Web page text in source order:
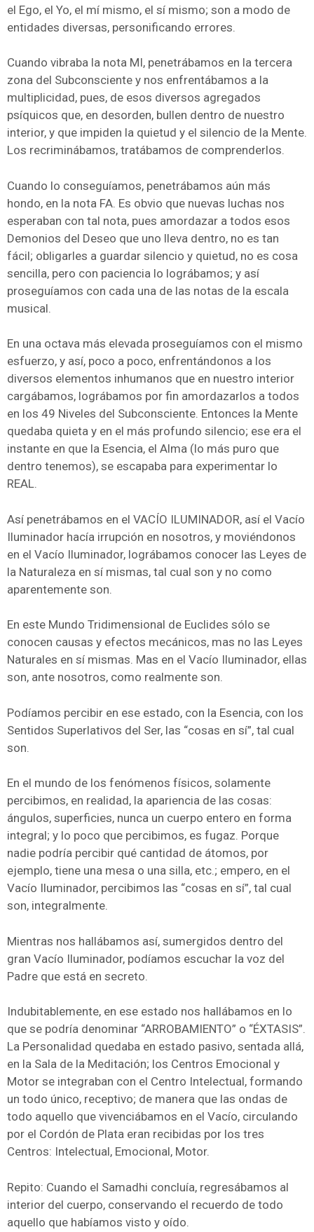
el Ego, el Yo, el mí mismo, el sí mismo; son a modo de
entidades diversas, personificando errores.
Cuando vibraba la nota MI, penetrábamos en la tercera
zona del Subconsciente y nos enfrentábamos a la
multiplicidad, pues, de esos diversos agregados
psíquicos que, en desorden, bullen dentro de nuestro
interior, y que impiden la quietud y el silencio de la Mente.
Los recriminábamos, tratábamos de comprenderlos.
Cuando lo conseguíamos, penetrábamos aún más
hondo, en la nota FA. Es obvio que nuevas luchas nos
esperaban con tal nota, pues amordazar a todos esos
Demonios del Deseo que uno lleva dentro, no es tan
fácil; obligarles a guardar silencio y quietud, no es cosa
sencilla, pero con paciencia lo lográbamos; y así
proseguíamos con cada una de las notas de la escala
musical.
En una octava más elevada proseguíamos con el mismo
esfuerzo, y así, poco a poco, enfrentándonos a los
diversos elementos inhumanos que en nuestro interior
cargábamos, lográbamos por fin amordazarlos a todos
en los 49 Niveles del Subconsciente. Entonces la Mente
quedaba quieta y en el más profundo silencio; ese era el
instante en que la Esencia, el Alma (lo más puro que
dentro tenemos), se escapaba para experimentar lo
REAL.
Así penetrábamos en el VACÍO ILUMINADOR, así el Vacío
Iluminador hacía irrupción en nosotros, y moviéndonos
en el Vacío Iluminador, lográbamos conocer las Leyes de
la Naturaleza en sí mismas, tal cual son y no como
aparentemente son.
En este Mundo Tridimensional de Euclides sólo se
conocen causas y efectos mecánicos, mas no las Leyes
Naturales en sí mismas. Mas en el Vacío Iluminador, ellas
son, ante nosotros, como realmente son.
Podíamos percibir en ese estado, con la Esencia, con los
Sentidos Superlativos del Ser, las “cosas en sí”, tal cual
son.
En el mundo de los fenómenos físicos, solamente
percibimos, en realidad, la apariencia de las cosas:
ángulos, superficies, nunca un cuerpo entero en forma
integral; y lo poco que percibimos, es fugaz. Porque
nadie podría percibir qué cantidad de átomos, por
ejemplo, tiene una mesa o una silla, etc.; empero, en el
Vacío Iluminador, percibimos las “cosas en sí”, tal cual
son, integralmente.
Mientras nos hallábamos así, sumergidos dentro del
gran Vacío Iluminador, podíamos escuchar la voz del
Padre que está en secreto.
Indubitablemente, en ese estado nos hallábamos en lo
que se podría denominar “ARROBAMIENTO” o “ÉXTASIS”.
La Personalidad quedaba en estado pasivo, sentada allá,
en la Sala de la Meditación; los Centros Emocional y
Motor se integraban con el Centro Intelectual, formando
un todo único, receptivo; de manera que las ondas de
todo aquello que vivenciábamos en el Vacío, circulando
por el Cordón de Plata eran recibidas por los tres
Centros: Intelectual, Emocional, Motor.
Repito: Cuando el Samadhi concluía, regresábamos al
interior del cuerpo, conservando el recuerdo de todo
aquello que habíamos visto y oído.